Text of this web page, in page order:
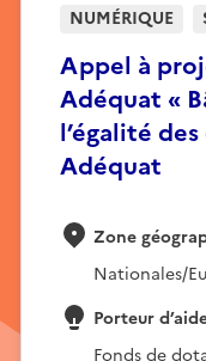
Appel à
Adéquat «
l’égalité
Adéquat
NUMÉRIQUE
Zone
Nationales/
Porteur
Fonds de